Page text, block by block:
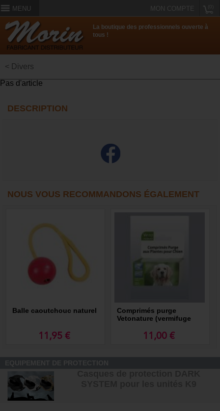
MENU MON COMPTE
La boutique des professionnels ouverte à
tous !
< Divers
Pas d'article
DESCRIPTION
NOUS VOUS RECOMMANDONS ÉGALEMENT
Balle caoutchouc naturel
11,95 €
Comprimés purge
Vetonature (vermifuge
11,00 €